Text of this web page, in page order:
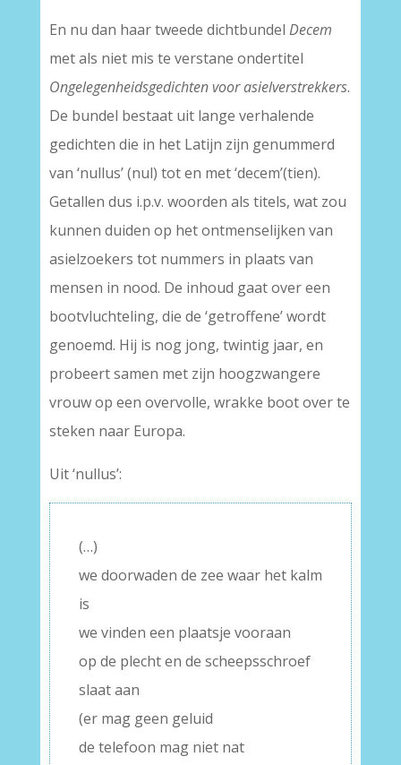
En nu dan haar tweede dichtbundel Decem
met als niet mis te verstane ondertitel
Ongelegenheidsgedichten voor asielverstrekkers.
De bundel bestaat uit lange verhalende
gedichten die in het Latijn zijn genummerd
van ‘nullus’ (nul) tot en met ‘decem’(tien).
Getallen dus i.p.v. woorden als titels, wat zou
kunnen duiden op het ontmenselijken van
asielzoekers tot nummers in plaats van
mensen in nood. De inhoud gaat over een
bootvluchteling, die de ‘getroffene’ wordt
genoemd. Hij is nog jong, twintig jaar, en
probeert samen met zijn hoogzwangere
vrouw op een overvolle, wrakke boot over te
steken naar Europa.
Uit ‘nullus’:
(…)
we doorwaden de zee waar het kalm
is
we vinden een plaatsje vooraan
op de plecht en de scheepsschroef
slaat aan
(er mag geen geluid
de telefoon mag niet nat